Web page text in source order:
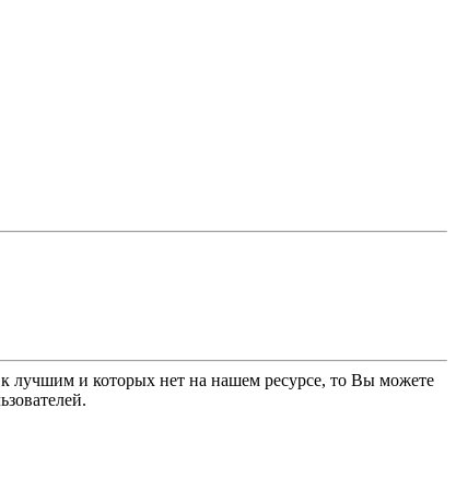
лучшим и которых нет на нашем ресурсе, то Вы можете